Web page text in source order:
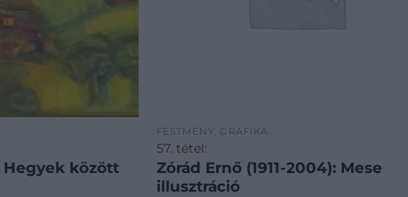
Hegyek között
FESTMÉNY, GRAFIKA
57. tétel:
Zórád Ernő (1911-2004): Mese
illusztráció